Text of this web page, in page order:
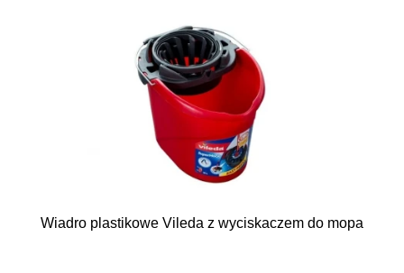
Wiadro plastikowe Vileda z wyciskaczem do mopa